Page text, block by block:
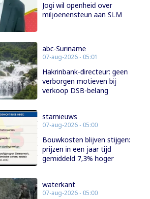
Jogi wil openheid over
miljoenensteun aan SLM
abc-Suriname
07-aug-2026 - 05:01
Hakrinbank-directeur: geen
verborgen motieven bij
verkoop DSB-belang
starnieuws
07-aug-2026 - 05:00
Bouwkosten blijven stijgen:
prijzen in een jaar tijd
gemiddeld 7,3% hoger
waterkant
07-aug-2026 - 05:00